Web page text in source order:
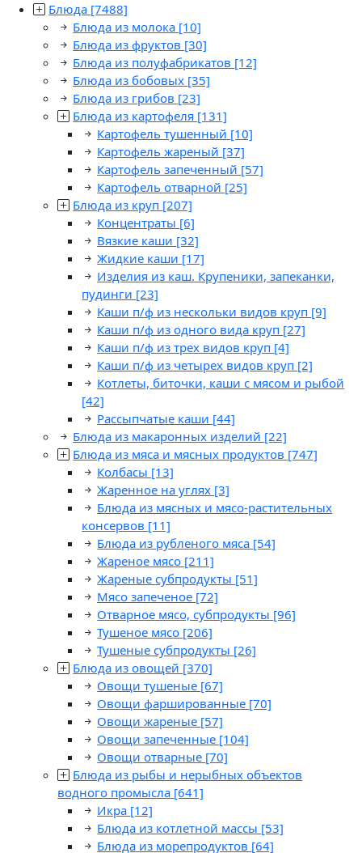
Блюда [7488]
Блюда из молока [10]
Блюда из фруктов [30]
Блюда из полуфабрикатов [12]
Блюда из бобовых [35]
Блюда из грибов [23]
Блюда из картофеля [131]
Картофель тушенный [10]
Картофель жареный [37]
Картофель запеченный [57]
Картофель отварной [25]
Блюда из круп [207]
Концентраты [6]
Вязкие каши [32]
Жидкие каши [17]
Изделия из каш. Крупеники, запеканки,
пудинги [23]
Каши п/ф из нескольки видов круп [9]
Каши п/ф из одного вида круп [27]
Каши п/ф из трех видов круп [4]
Каши п/ф из четырех видов круп [2]
Котлеты, биточки, каши с мясом и рыбой
[42]
Рассыпчатые каши [44]
Блюда из макаронных изделий [22]
Блюда из мяса и мясных продуктов [747]
Колбасы [13]
Жаренное на углях [3]
Блюда из мясных и мясо-растительных
консервов [11]
Блюда из рубленого мяса [54]
Жареное мясо [211]
Жареные субпродукты [51]
Мясо запеченое [72]
Отварное мясо, субпродукты [96]
Тушеное мясо [206]
Тушеные субпродукты [26]
Блюда из овощей [370]
Овощи тушеные [67]
Овощи фаршированные [70]
Овощи жареные [57]
Овощи запеченные [104]
Овощи отварные [70]
Блюда из рыбы и нерыбных объектов
водного промысла [641]
Икра [12]
Блюда из котлетной массы [53]
Блюда из морепродуктов [64]